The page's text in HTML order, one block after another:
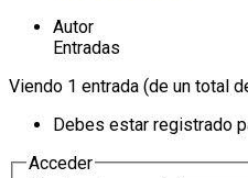
Autor
Entradas
Viendo 1 entrada (de un total
Debes estar registrado
Acceder